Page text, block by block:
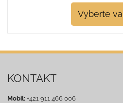
Vyberte
KONTAKT
Mobil: +421 911 466 006